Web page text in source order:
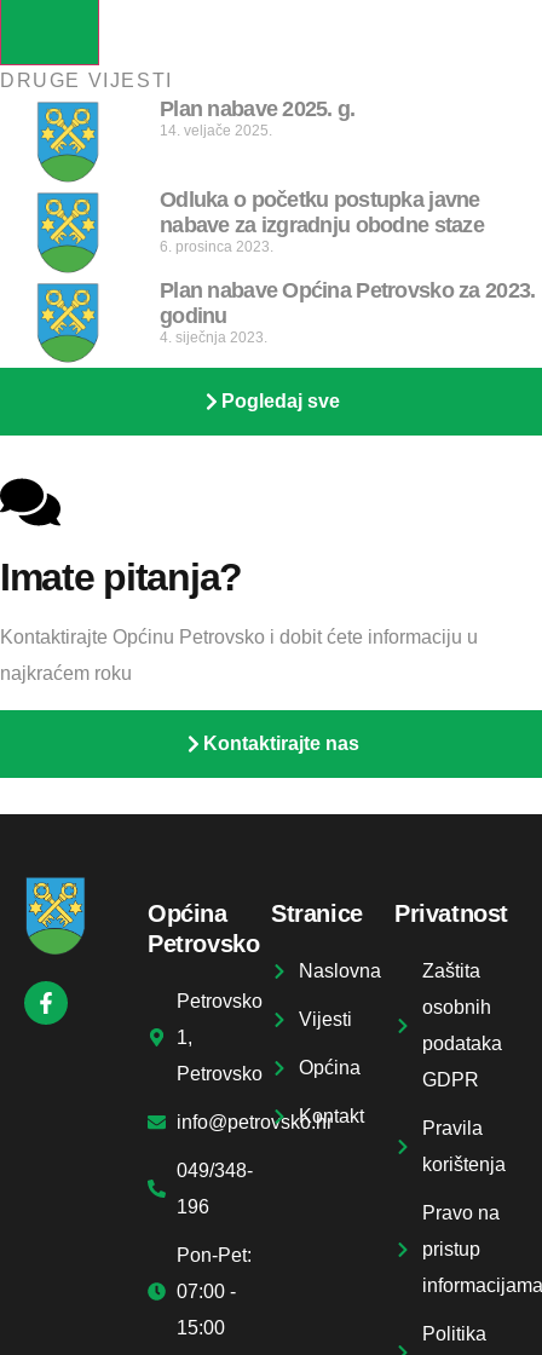
DRUGE VIJESTI
Plan nabave 2025. g.
14. veljače 2025.
Odluka o početku postupka javne
nabave za izgradnju obodne staze
6. prosinca 2023.
Plan nabave Općina Petrovsko za 2023.
godinu
4. siječnja 2023.
Pogledaj sve
Imate pitanja?
Kontaktirajte Općinu Petrovsko i dobit ćete informaciju u
najkraćem roku
Kontaktirajte nas
Općina
Petrovsko
Petrovsko
1,
Petrovsko
info@petrovsko.hr
049/348-
196
Pon-Pet:
07:00 -
15:00
Stranice
Naslovna
Vijesti
Općina
Kontakt
Privatnost
Zaštita
osobnih
podataka
GDPR
Pravila
korištenja
Pravo na
pristup
informacijama
Politika